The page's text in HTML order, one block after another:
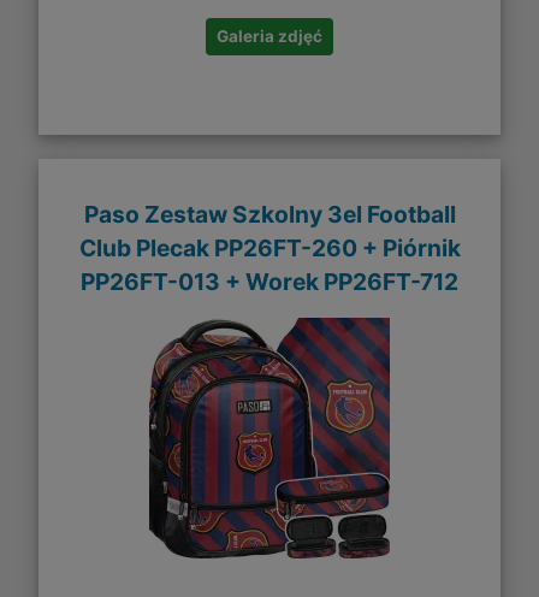
Galeria zdjęć
Paso Zestaw Szkolny 3el Football
Club Plecak PP26FT-260 + Piórnik
PP26FT-013 + Worek PP26FT-712